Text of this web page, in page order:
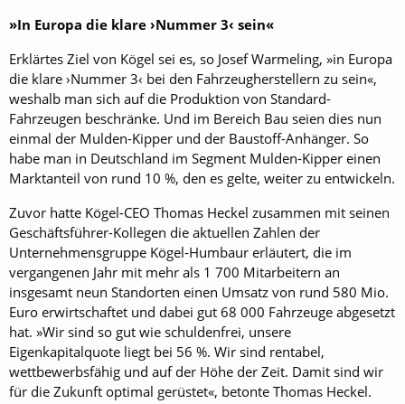
»In Europa die klare ›Nummer 3‹ sein«
Erklärtes Ziel von Kögel sei es, so Josef Warmeling, »in Europa
die klare ›Nummer 3‹ bei den Fahrzeugherstellern zu sein«,
weshalb man sich auf die Produktion von Standard-
Fahrzeugen beschränke. Und im Bereich Bau seien dies nun
einmal der Mulden-Kipper und der Baustoff-Anhänger. So
habe man in Deutschland im Segment Mulden-Kipper einen
Marktanteil von rund 10 %, den es gelte, weiter zu entwickeln.
Zuvor hatte Kögel-CEO Thomas Heckel zusammen mit seinen
Geschäftsführer-Kollegen die aktuellen Zahlen der
Unternehmensgruppe Kögel-Humbaur erläutert, die im
vergangenen Jahr mit mehr als 1 700 Mitarbeitern an
insgesamt neun Standorten einen Umsatz von rund 580 Mio.
Euro erwirtschaftet und dabei gut 68 000 Fahrzeuge abgesetzt
hat. »Wir sind so gut wie schuldenfrei, unsere
Eigenkapitalquote liegt bei 56 %. Wir sind rentabel,
wettbewerbsfähig und auf der Höhe der Zeit. Damit sind wir
für die Zukunft optimal gerüstet«, betonte Thomas Heckel.